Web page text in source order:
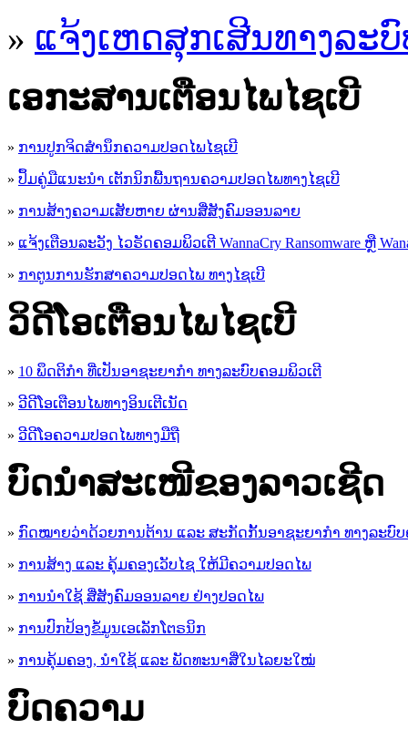
» ແຈ້ງເຫດສຸກເສີນທາງລະ
ເອ​ກະ​ສານເຕືອນໄພໄຊເບີ
» ການປູກຈິດສໍານຶກຄວາມປອດໄພໄຊເບີ
» ປຶ້ມຄູ່ມືແນະນໍາ ເຕັກນິກພື້ນຖານຄວາມປອດໄພທາງໄຊເບີ
» ການສ້າງຄວາມເສັຍຫາຍ ຜ່ານສື່ສັງຄົມອອນລາຍ
» ແຈ້ງເຕືອນລະວັງ ໄວຣັດຄອມພິວເຕີ WannaCry Ransomware ຫຼື
» ກາຕູນການຮັກສາຄວາມປອດໄພ ທາງໄຊເບີ
ວິດີໂອເຕືອນໄພໄຊເບີ
» 10 ພຶດຕິກໍາ ທີ່ເປັນອາຊະຍາກໍາ ທາງລະບົບຄອມພິວເຕີ
» ວີດີໂອເຕືອນໄພທາງອິນເຕີເນັດ
» ວ​ີ​ດີ​ໂອ​ຄວາມ​ປອດ​ໄພ​ທາງ​ມື​ຖື
ບົດນຳສະເໜີຂອງລາວເຊີດ
» ກົດໝາຍວ່າດ້ວຍການຕ້ານ ແລະ ສະກັດກັ້ນອາຊະຍາກຳ ທາງລະບົບ
» ການສ້າງ ແລະ ຄຸ້ມຄອງເວັບໄຊ ໃຫ້ມີຄວາມປອດໄພ
» ການນຳໃຊ້ ສື່ສັງຄົມອອນລາຍ ຢ່າງປອດໄພ
» ການ​ປົກ​ປ້ອງ​ຂໍ້​ມູນ​ເອ​ເລັກ​ໂຕ​ຣ​ນິກ
» ການຄຸ້ມຄອງ, ນໍາໃຊ້ ແລະ ພັດທະນາສື່ໃນໄລຍະໃໝ່
ບົດຄວາມ